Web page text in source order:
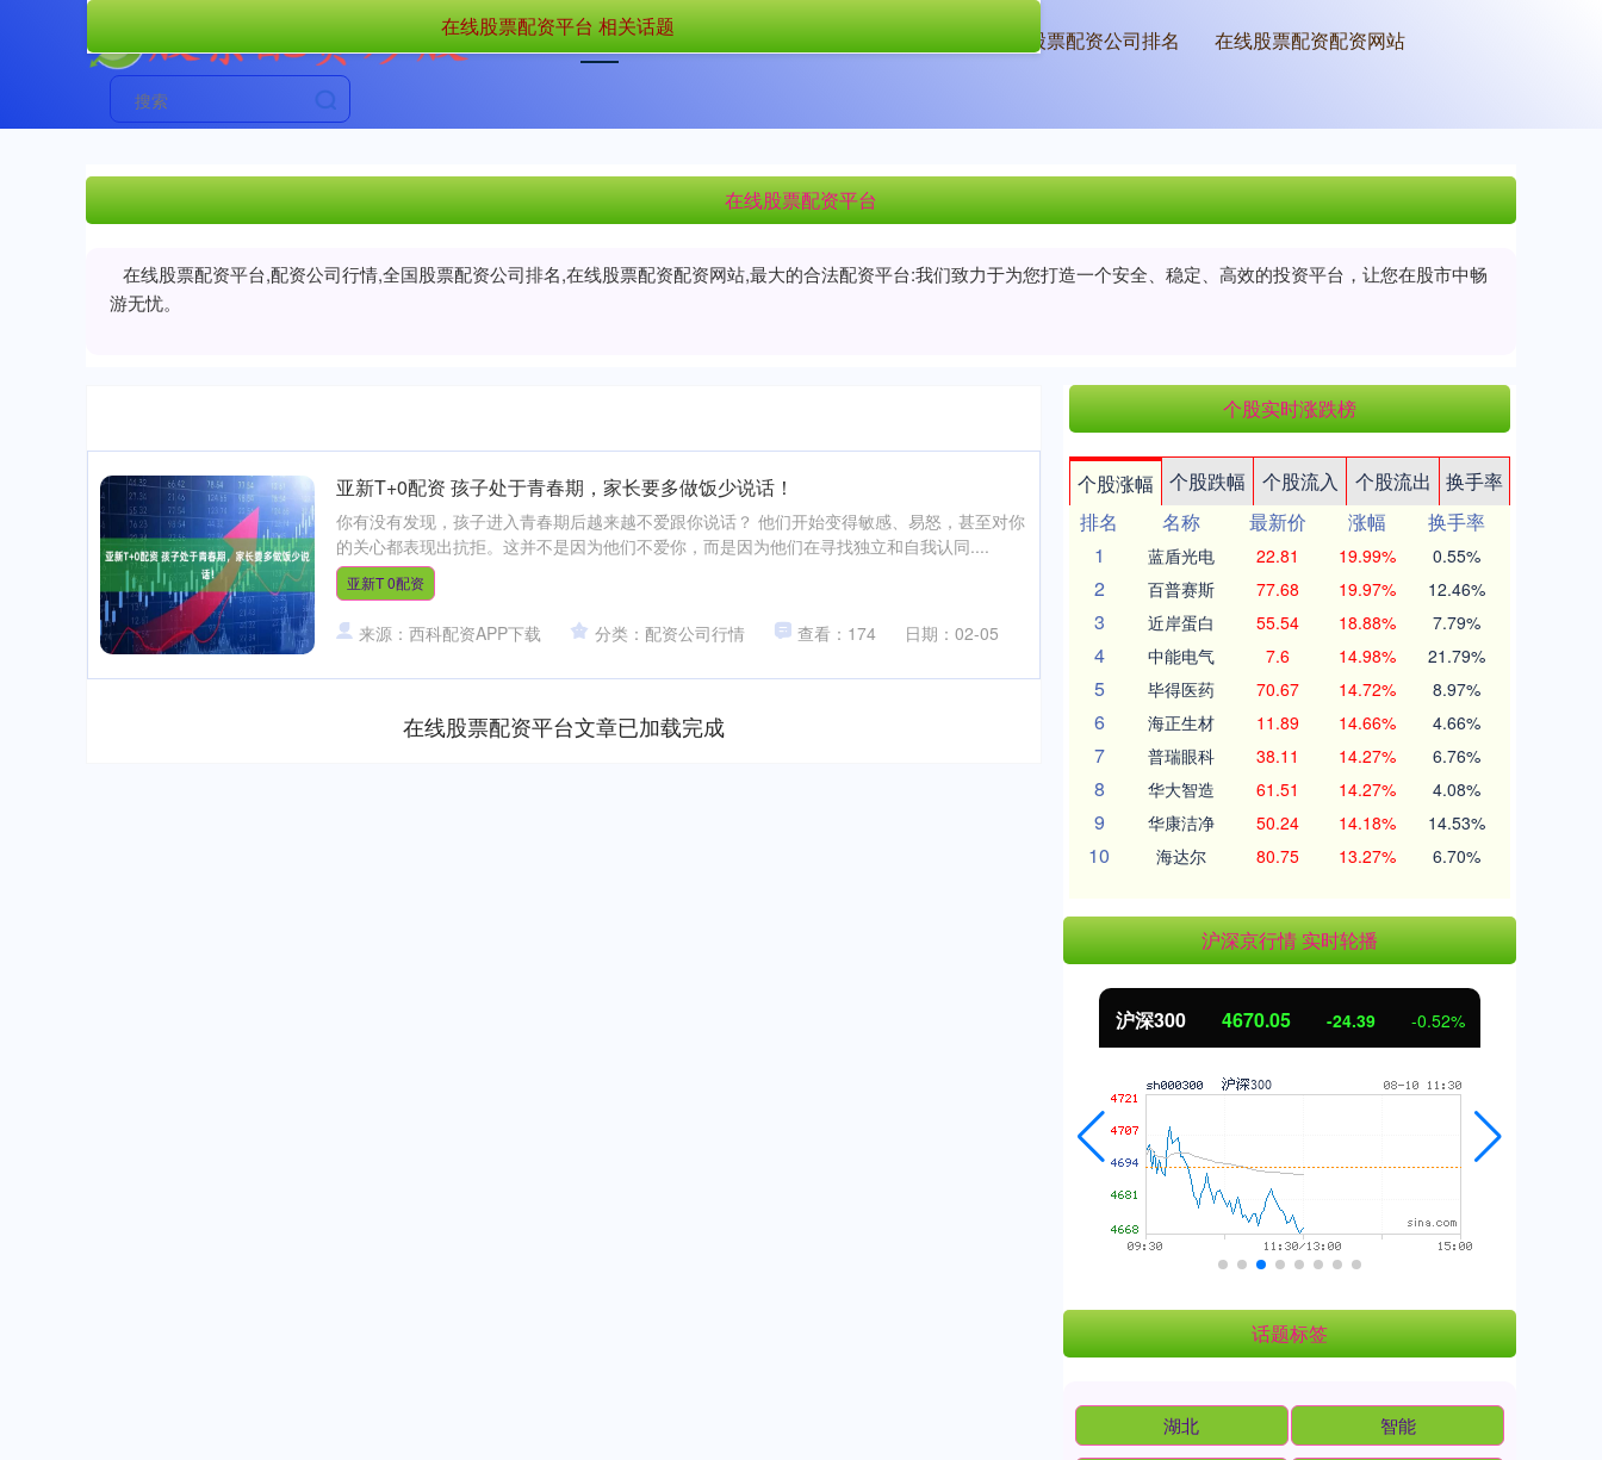
首页 在线股票配资平台 配资公司行情 全国股票配资公司排名 在线股票配资配资网站
在线股票配资平台
在线股票配资平台,配资公司行情,全国股票配资公司排名,在线股票配资配资网站,最大的合法配资平台:我们致力于为您打造一个安全、稳定、高效的投资平台，让您在股市中畅
游无忧。
在线股票配资平台 相关话题
亚新T+0配资 孩子处于青春期，家长要多做饭少说话！
你有没有发现，孩子进入青春期后越来越不爱跟你说话？ 他们开始变得敏感、易怒，甚至对你
的关心都表现出抗拒。这并不是因为他们不爱你，而是因为他们在寻找独立和自我认同....
亚新T 0配资
来源：西科配资APP下载 分类：配资公司行情 查看：174 日期：02-05
在线股票配资平台文章已加载完成
个股实时涨跌榜
个股涨幅 个股跌幅 个股流入 个股流出
换手率
排名
名称 最新价 涨幅
换手率
1
蓝盾光电 22.81 19.99% 0.55%
2 百普赛斯 77.68 19.97% 12.46%
3 近岸蛋白 55.54 18.88% 7.79%
4 中能电气 7.6 14.98% 21.79%
5 毕得医药 70.67 14.72% 8.97%
6 海正生材 11.89 14.66% 4.66%
7 普瑞眼科 38.11 14.27% 6.76%
8 华大智造 61.51 14.27% 4.08%
9 华康洁净 50.24 14.18% 14.53%
10 海达尔 80.75 13.27% 6.70%
沪深京行情 实时轮播
沪深300 4670.05 -24.39 -0.52%
话题标签
湖北 智能